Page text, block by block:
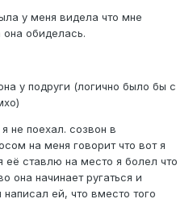
у меня видела что мне
обиделась.
у подруги (логично было бы с
не поехал. созвон в
на меня говорит что вот я
её ставлю на место я болел что
она начинает ругаться и
написал ей, что вместо того